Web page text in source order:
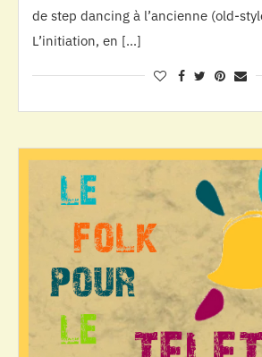
de step dancing à l’ancienne (old-
L’initiation, en […]